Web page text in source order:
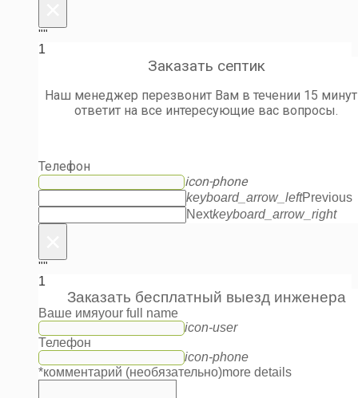
""
1
Заказать септик
Наш менеджер перезвонит Вам в течении 15
ответит на все интересующие вас вопросы.
Телефон
icon-phone
keyboard_arrow_leftPrevious
Nextkeyboard_arrow_right
""
1
Заказать бесплатный выезд инженера
Ваше имяyour full name
icon-user
Телефон
icon-phone
*комментарий (необязательно)more details